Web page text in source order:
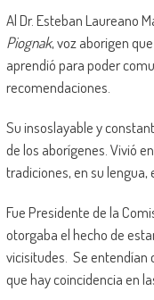
Al Dr. Esteban Laureano
Piognak, voz aborigen
aprendió para poder
recomendaciones.
Su insoslayable y
de los aborígenes. Vivió
tradiciones, en su lengua,
Fue Presidente de la
otorgaba el hecho de
vicisitudes. Se entendían
que hay coincidencia en